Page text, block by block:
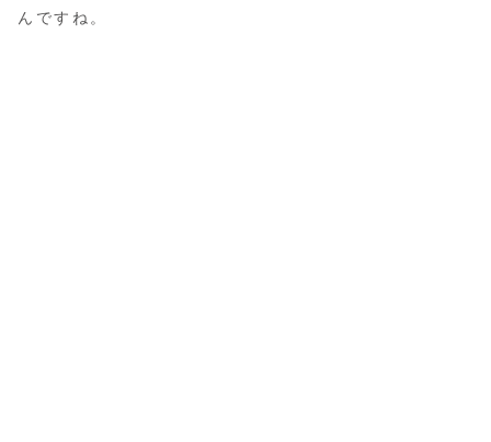
んですね。